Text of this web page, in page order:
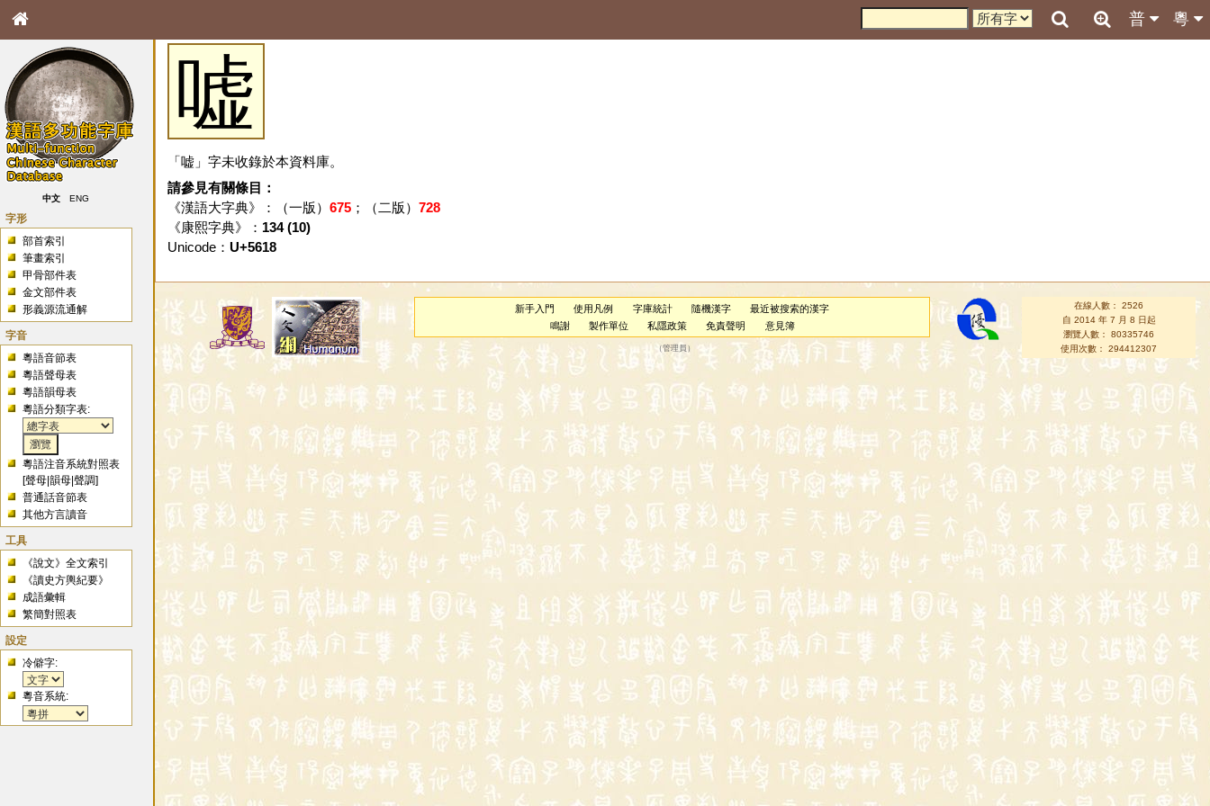
粵
普
中文 ENG
字形
部首索引
筆畫索引
甲骨部件表
金文部件表
形義源流通解
字音
粵語音節表
粵語聲母表
粵語韻母表
粵語分類字表:
粵語注音系統對照表
[聲母 |韻母 |聲調]
普通話音節表
其他方言讀音
工具
《說文》全文索引
《讀史方輿紀要》
成語彙輯
繁簡對照表
設定
冷僻字:
粵音系統:
嘘
「嘘」字未收錄於本資料庫。
請參見有關條目：
《漢語大字典》：（一版） 675；（二版） 728
《康熙字典》： 134 (10)
Unicode： U+5618
新手入門 使用凡例 字庫統計 隨機漢字
最近被搜索的漢字
鳴謝
製作單位 私隱政策 免責聲明 意見簿
（管理員 ）
在線人數： 2526
自 2014 年 7 月 8 日起
瀏覽人數： 80335746
使用次數： 294412307